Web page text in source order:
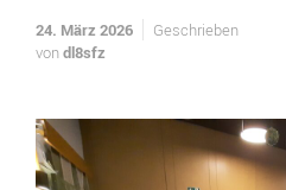
24. März 2026
Geschrieben
vondl8sfz